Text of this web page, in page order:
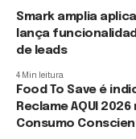
Smark amplia
lança
de leads
4 Min leitura
Food To Save é
Reclame AQUI
Consumo